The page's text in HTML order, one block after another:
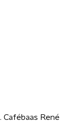
René